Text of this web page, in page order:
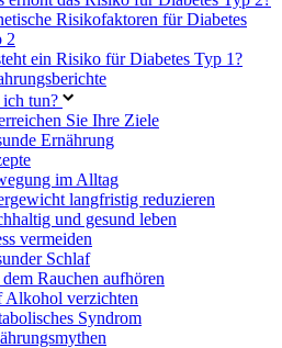
Risikofaktoren für Diabetes
2
ein Risiko für Diabetes Typ 1?
tun?
Sie Ihre Ziele
Ernährung
im Alltag
langfristig reduzieren
und gesund leben
vermeiden
Schlaf
Rauchen aufhören
Alkohol verzichten
Syndrom